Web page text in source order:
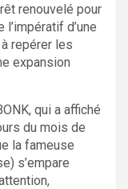
renouvelé pour
d’une
repérer les
expansion
qui a affiché
du mois de
la fameuse
s’empare